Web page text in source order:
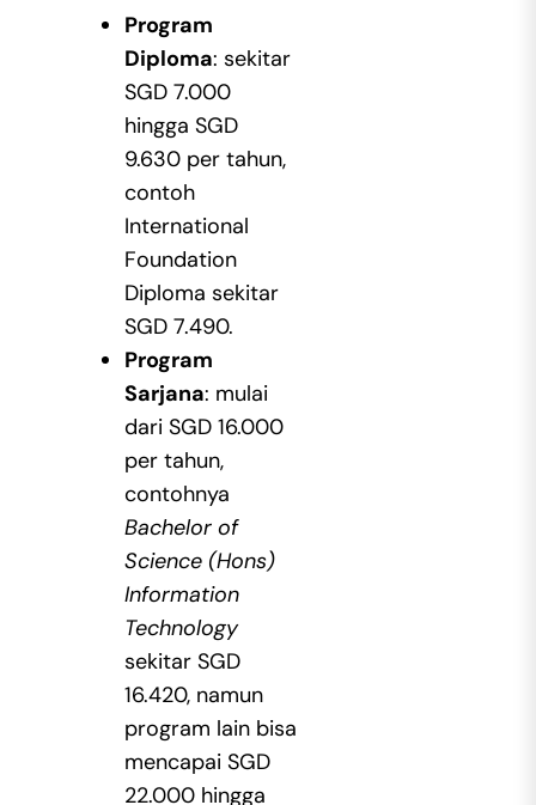
Program
Diploma: sekitar
SGD 7.000
hingga SGD
9.630 per tahun,
contoh
International
Foundation
Diploma sekitar
SGD 7.490.
Program
Sarjana: mulai
dari SGD 16.000
per tahun,
contohnya
Bachelor of
Science (Hons)
Information
Technology
sekitar SGD
16.420, namun
program lain bisa
mencapai SGD
22.000 hingga